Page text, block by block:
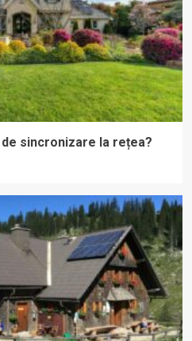
sincronizare la rețea?